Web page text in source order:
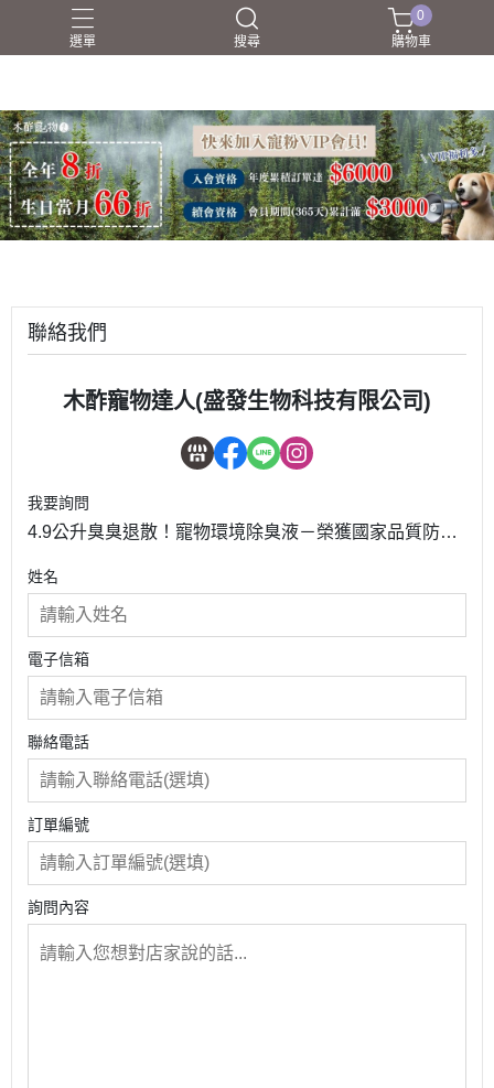
選單 搜尋
狗狗 環境/用品清潔 肌膚養護 貓咪 防蚊
0
購物車
聯絡我們
木酢寵物達人(盛發生物科技有限公司)
我要詢問
4.9公升臭臭退散！寵物環境除臭液－榮獲國家品質防疫
姓名
電子信箱
聯絡電話
訂單編號
詢問內容